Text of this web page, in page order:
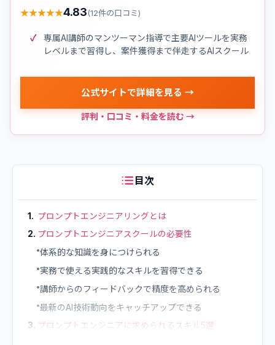
★
★★
★★
★★
★★
★4.83(12件の口コミ)
専属AI講師のマンツーマン指導で主要AIツールを実務
レベルまで習得し、案件獲得まで伴走するAIスクール
公式サイトで詳細を見る →
評判・口コミ・料金を読む →
目次
1. プロンプトエンジニアリングとは
2. プロンプトエンジニアスクールの必要性
•体系的な知識を身につけられる
•実務で使える実践的なスキルを習得できる
•講師からのフィードバックで精度を高められる
•最新のAI技術動向をキャッチアップできる
3. プロンプトエンジニアに求められるスキル5選